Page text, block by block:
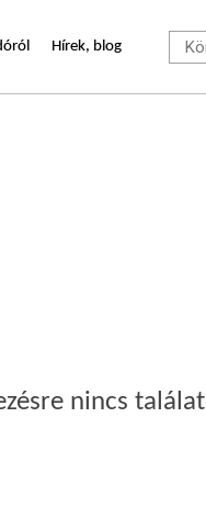
Hírek, blog
nincs találat